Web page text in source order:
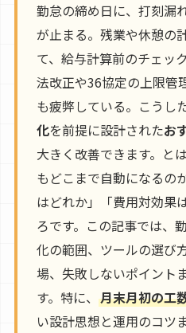
勤怠の締め日に、打刻漏
が止まる。残業や休憩の
て、給与計算前のチェッ
法改正や36協定の上限管
も疲弊している。こうし
化を前提に設計されたお
大きく改善できます。と
もどこまで自動になるの
はどれか」「費用対効果
ろです。この記事では、
化の範囲、ツールの選び
場、失敗しないポイント
す。特に、 月末月初の工
い設計思想と運用のコツ